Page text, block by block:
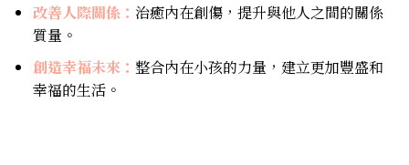
改善人際關係： 治癒內在創傷，提升與他人之間的關係
質量。
創造幸福未來： 整合內在小孩的力量，建立更加豐盛和
幸福的生活。